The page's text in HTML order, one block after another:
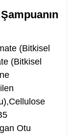
(Bitkisel
(Bitkisel
Otu